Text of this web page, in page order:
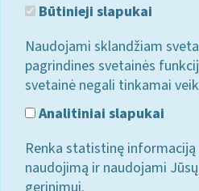
Būtinieji slapukai
Naudojami sklandžiam
pagrindines svetainės
svetainė negali tinkamai
Analitiniai slapukai
Renka statistinę informaciją
naudojimą ir naudojami